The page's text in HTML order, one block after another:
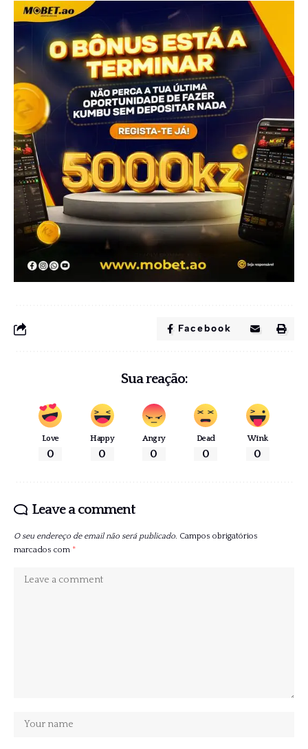
Facebook
Sua reação:
Love
0
Happy
0
Angry
0
Dead
0
Wink
0
Leave a comment
O seu endereço de email não será publicado. Campos obrigatórios
marcados com *